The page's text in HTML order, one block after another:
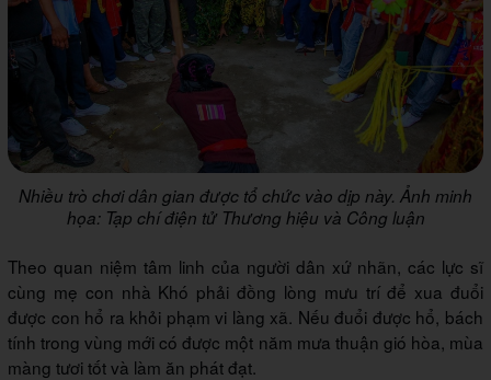
Nhiều trò chơi dân gian được tổ chức vào dịp này. Ảnh minh
họa: Tạp chí điện tử Thương hiệu và Công luận
Theo quan niệm tâm linh của người dân xứ nhãn, các lực sĩ
cùng mẹ con nhà Khó phải đồng lòng mưu trí để xua đuổi
được con hổ ra khỏi phạm vi làng xã. Nếu đuổi được hổ, bách
tính trong vùng mới có được một năm mưa thuận gió hòa, mùa
màng tươi tốt và làm ăn phát đạt.